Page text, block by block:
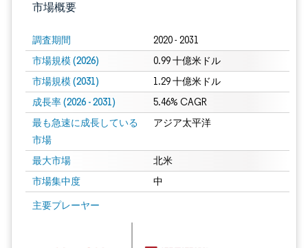
市場概要
調査期間 2020 - 2031
市場規模 (2026) 0.99 十億米ドル
市場規模 (2031) 1.29 十億米ドル
成長率 (2026 - 2031) 5.46% CAGR
最も急速に成長している
市場
アジア太平洋
最大市場 北米
市場集中度 中
主要プレーヤー
画像 © Mordor Intelligence。再利用にはCC BY 4.0の表示が必要です。